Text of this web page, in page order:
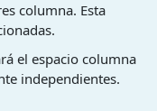
columna. Esta
el espacio columna
independientes.